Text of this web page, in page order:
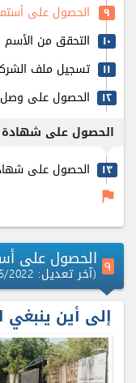
٩ الحصول على
۱٠ التحقق من الأسم
۱۱ تسجيل ملف
۱٢
الحصول على
الحصول على شهادة
۱٣ الحصول على
flag
٩ الحصول على
(آخر تعديل: 04/05/2022)
إلى أين ينبغي